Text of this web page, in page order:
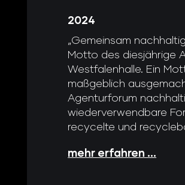
2024
„Gemeinsam
Motto des diesjährige
Westfalenhalle. Ein
maßgeblich
Agenturforum
wiederverwendbare
recycelte und
mehr erfahren ...